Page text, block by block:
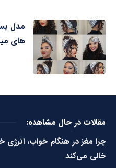
مدل
های
مقالات در حال مشاهده:
چرا مغز در هنگام خواب، انرژی
خالی می‌کند